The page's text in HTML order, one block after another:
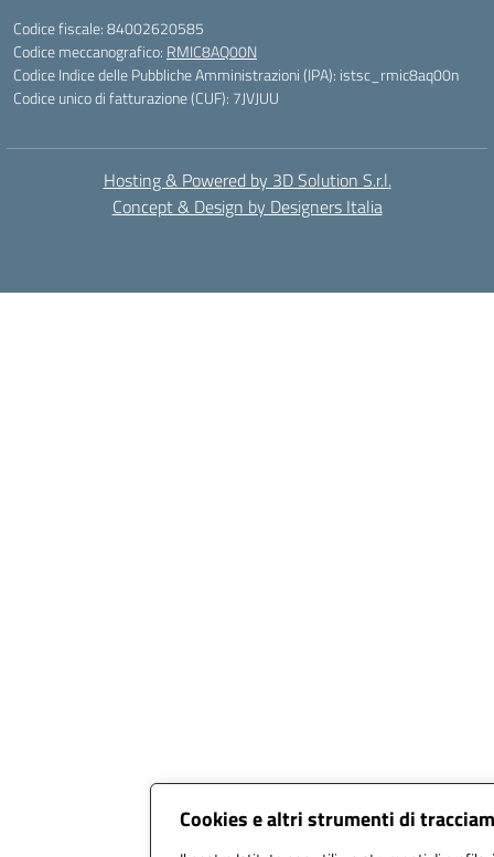
Cookies e altri strumenti di
Codice fiscale: 84002620585
Codice meccanografico: RMIC8AQ00N
Codice Indice delle Pubbliche Amministrazioni (IPA): istsc_rmic8aq00n
Codice unico di fatturazione (CUF): 7JVJUU
Hosting & Powered by 3D Solution S.r.l.
Concept & Design by Designers Italia